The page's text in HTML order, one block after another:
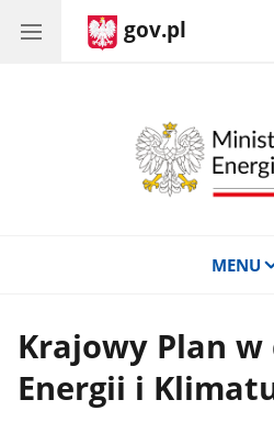
gov.pl
MENU
Krajowy Plan w
Energii i